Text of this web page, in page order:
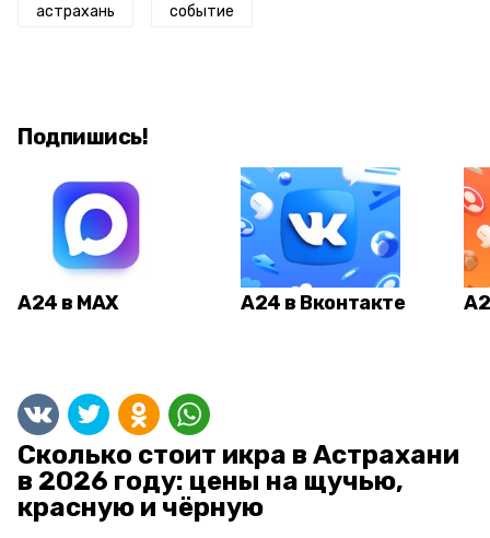
астрахань событие
Подпишись!
А24 в MAX А24 в Вконтакте
Сколько стоит икра в Астрахани
в 2026 году: цены на щучью,
красную и чёрную